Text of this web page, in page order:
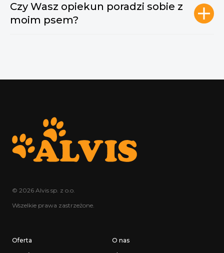
Czy Wasz opiekun poradzi sobie z
moim psem?
© 2026 Alvis sp. z o.o.
Wszelkie prawa zastrzeżone.
Oferta
O nas